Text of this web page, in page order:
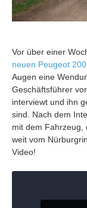
Vor über einer
neuen Peugeot
Augen eine
Geschäftsführer
interviewt und ihn
sind. Nach dem
mit dem Fahrzeug,
weit vom
Video!